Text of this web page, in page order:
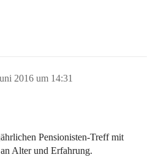
2016 um 14:31
Pensionisten-Treff mit
Alter und Erfahrung.